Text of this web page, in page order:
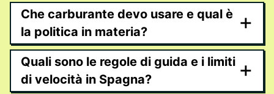
Che carburante devo usare e qual è
la politica in materia?
+
Quali sono le regole di guida e i limiti
di velocità in Spagna?
+